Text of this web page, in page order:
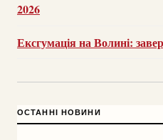
2026
Ексгумація на Волині:
ОСТАННІ НОВИНИ